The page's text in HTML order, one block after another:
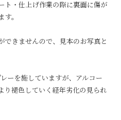
ト・仕上げ作業の際に裏面に傷が
。
できませんので、見本のお写真と
ーを施していますが、アルコー
り褪色していく経年劣化の見られ